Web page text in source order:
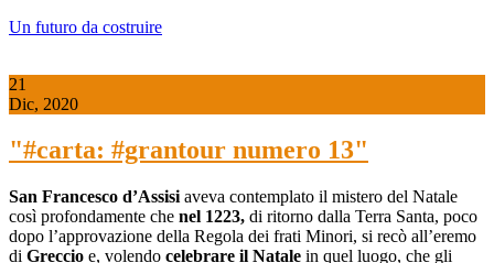
Un futuro da costruire
21
Dic, 2020
"#carta: #grantour numero 13"
San Francesco d’Assisi aveva contemplato il mistero del Natale
così profondamente che nel 1223, di ritorno dalla Terra Santa, poco
dopo l’approvazione della Regola dei frati Minori, si recò all’eremo
di Greccio e, volendo celebrare il Natale in quel luogo, che gli